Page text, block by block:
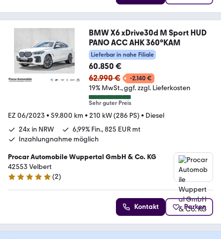
BMW X6 xDrive30d M Sport HUD
PANO ACC AHK 360°KAM
Lieferbar in nahe Filiale
60.850 €
62.990 €
-2.140 €
19% MwSt. ggf. zzgl. Lieferkosten
Sehr guter Preis
EZ 06/2023 • 59.800 km • 210 kW (286 PS) • Diesel
24x in NRW
6,99% Fin., 825 EUR mt
Inzahlungnahme möglich
Procar Automobile Wuppertal GmbH & Co. KG
42553 Velbert
5 Sterne
(2)
Kontakt Parken